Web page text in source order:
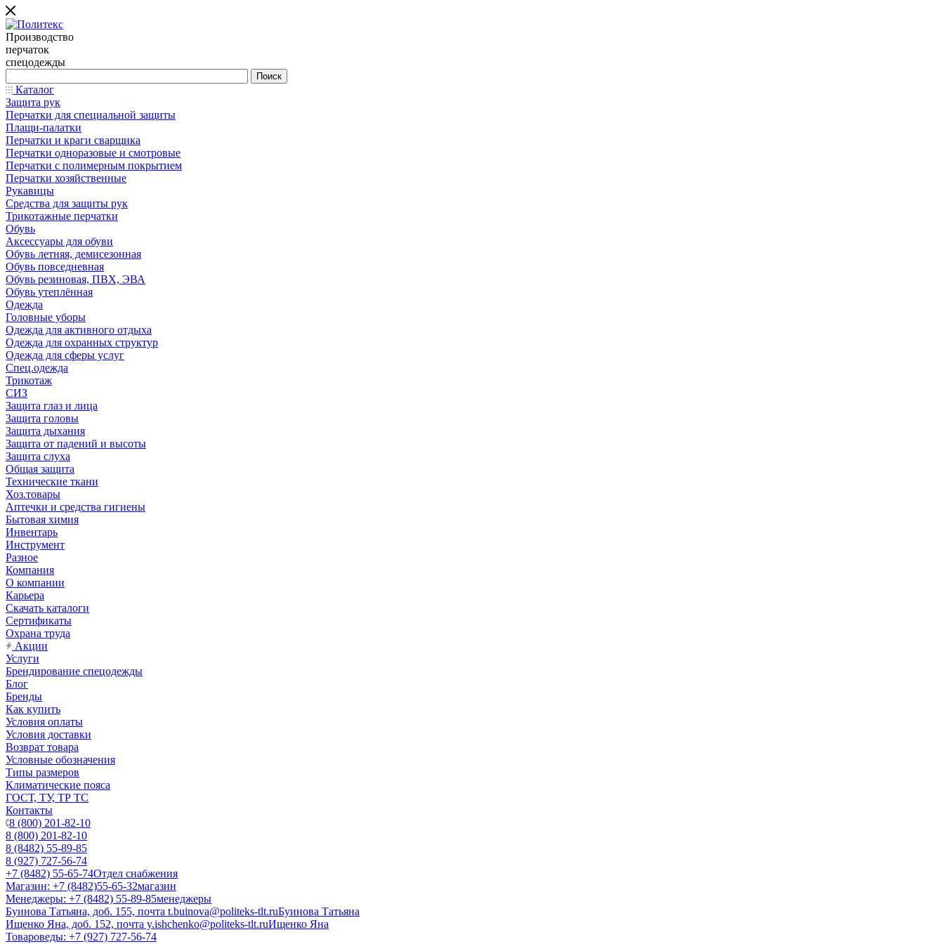
Производство
перчаток
спецодежды
Каталог
Защита рук
Перчатки для специальной защиты
Плащи-палатки
Перчатки и краги сварщика
Перчатки одноразовые и смотровые
Перчатки с полимерным покрытием
Перчатки хозяйственные
Рукавицы
Средства для защиты рук
Трикотажные перчатки
Обувь
Аксессуары для обуви
Обувь летняя, демисезонная
Обувь повседневная
Обувь резиновая, ПВХ, ЭВА
Обувь утеплённая
Одежда
Головные уборы
Одежда для активного отдыха
Одежда для охранных структур
Одежда для сферы услуг
Спец.одежда
Трикотаж
СИЗ
Защита глаз и лица
Защита головы
Защита дыхания
Защита от падений и высоты
Защита слуха
Общая защита
Технические ткани
Хоз.товары
Аптечки и средства гигиены
Бытовая химия
Инвентарь
Инструмент
Разное
Компания
О компании
Карьера
Cкачать каталоги
Сертификаты
Охрана труда
Акции
Услуги
Брендирование спецодежды
Блог
Бренды
Как купить
Условия оплаты
Условия доставки
Возврат товара
Условные обозначения
Типы размеров
Климатические пояса
ГОСТ, ТУ, ТР ТС
Контакты
8 (800) 201-82-10
8 (800) 201-82-10
8 (8482) 55-89-85
8 (927) 727-56-74
+7 (8482) 55-65-74Отдел снабжения
Магазин: +7 (8482)55-65-32магазин
Менеджеры: +7 (8482) 55-89-85менеджеры
Буинова Татьяна, доб. 155, почта t.buinova@politeks-tlt.ruБуинова Татьяна
Ищенко Яна, доб. 152, почта y.ishchenko@politeks-tlt.ruИщенко Яна
Товароведы: +7 (927) 727-56-74